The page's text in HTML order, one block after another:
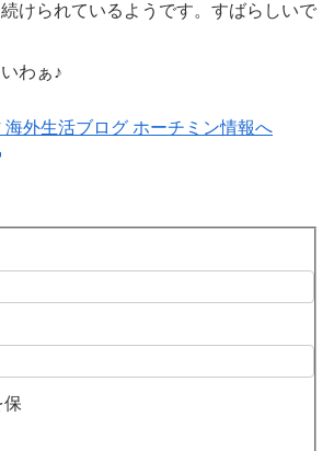
けられているようです。すばらしいで
わぁ♪
保